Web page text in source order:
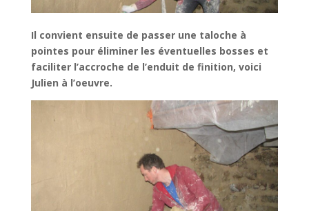
Il convient ensuite de passer une taloche à
pointes pour éliminer les éventuelles bosses et
faciliter l’accroche de l’enduit de finition, voici
Julien à l’oeuvre.